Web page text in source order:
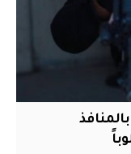
ضبط بالمنافذ